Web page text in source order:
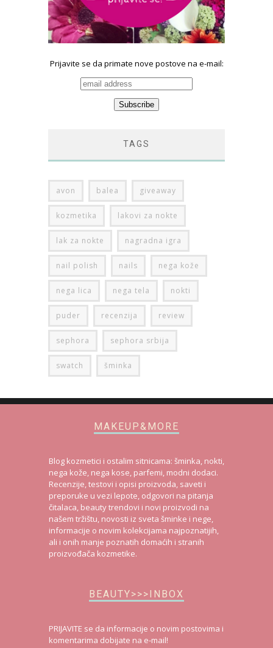
Prijavite se da primate nove postove na e-mail:
TAGS
avon balea giveaway
kozmetika lakovi za nokte
lak za nokte nagradna igra
nail polish nails nega kože
nega lica nega tela nokti
puder recenzija review
sephora sephora srbija
swatch šminka
MAKEUP&MORE
Blog kozmetici i ostalim sitnicama: šminka, nokti,
nega kože, nega kose, parfemi, modni dodaci.
Recenzije, testovi i opisi proizvoda, saveti i
preporuke u vezi lepote, odgovori na pitanja
čitalaca, beauty trendovi i novi proizvodi na
našem tržištu, novosti iz sveta šminke i nege,
informacije o novim kolekcijama najpoznatijih,
ali i onih manje poznatih domaćih i stranih
proizvođača kozmetike.
BEAUTY>>>INBOX
PRIJAVITE se da informacije o novim postovima i
komentarima dobijate na e-mail!